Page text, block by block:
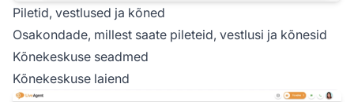
Piletid, vestlused ja kõned
Osakondade, millest saate pileteid, vestlusi ja kõnesid
Kõnekeskuse seadmed
Kõnekeskuse laiend